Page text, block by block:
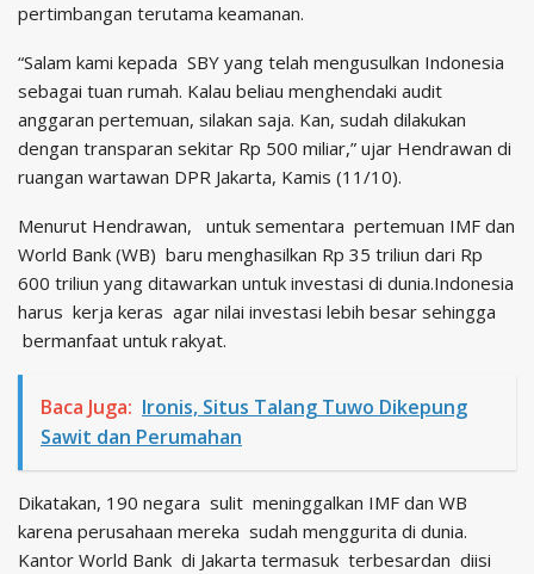
pertimbangan terutama keamanan.
“Salam kami kepada SBY yang telah mengusulkan Indonesia
sebagai tuan rumah. Kalau beliau menghendaki audit
anggaran pertemuan, silakan saja. Kan, sudah dilakukan
dengan transparan sekitar Rp 500 miliar,” ujar Hendrawan di
ruangan wartawan DPR Jakarta, Kamis (11/10).
Menurut Hendrawan, untuk sementara pertemuan IMF dan
World Bank (WB) baru menghasilkan Rp 35 triliun dari Rp
600 triliun yang ditawarkan untuk investasi di dunia.Indonesia
harus kerja keras agar nilai investasi lebih besar sehingga
bermanfaat untuk rakyat.
Baca Juga: Ironis, Situs Talang Tuwo Dikepung
Sawit dan Perumahan
Dikatakan, 190 negara sulit meninggalkan IMF dan WB
karena perusahaan mereka sudah menggurita di dunia.
Kantor World Bank di Jakarta termasuk terbesardan diisi